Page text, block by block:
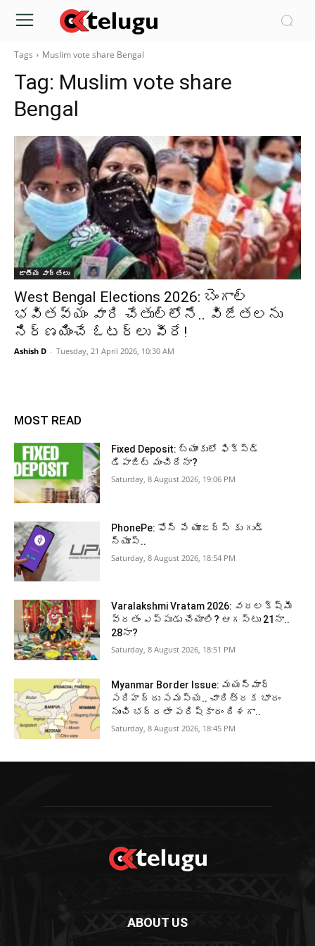
Tags Muslim vote share Bengal
Tag: Muslim vote share
Bengal
జాతీయ వార్తలు
West Bengal Elections 2026: బెంగాల్‌
భవితవ్యం వారి చేతుల్లోనే.. విజేతలను
నిర్ణయించే ఓటర్లు వీరే!
Ashish D - Tuesday, 21 April 2026, 10:30 AM
MOST READ
Fixed Deposit: బ్యాంకులో ఫిక్స్డ్
డిపాజిట్ మంచిదేనా?
Saturday, 8 August 2026, 19:06 PM
PhonePe: ఫోన్ పే యూజర్స్ కు గుడ్
న్యూస్..
Saturday, 8 August 2026, 18:54 PM
Varalakshmi Vratam 2026: వరలక్ష్మీ
వ్రతం ఎప్పుడు చేయాలి? ఆగస్టు 21నా..
28నా?
Saturday, 8 August 2026, 18:51 PM
Myanmar Border Issue: మయన్మార్‌
సరిహద్దు సమస్య.. చారిత్రక భారం
నుంచి భద్రతా పరిష్కారం దిశగా..
Saturday, 8 August 2026, 18:45 PM
ABOUT US